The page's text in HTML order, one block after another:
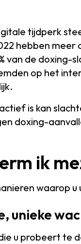
tijdperk
hebben meer
van de doxing-
op het
is kan
doxing-
ik
waarop
unieke
u probeert te